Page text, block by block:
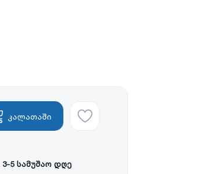
კალათაში
3-5 სამუშაო დღე